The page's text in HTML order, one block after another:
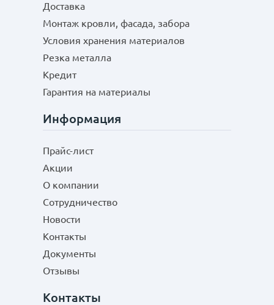
Доставка
Монтаж кровли, фасада, забора
Условия хранения материалов
Резка металла
Кредит
Гарантия на материалы
Информация
Прайс-лист
Акции
О компании
Сотрудничество
Новости
Контакты
Документы
Отзывы
Контакты